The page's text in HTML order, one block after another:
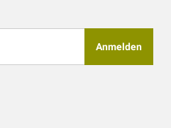
Anmelden